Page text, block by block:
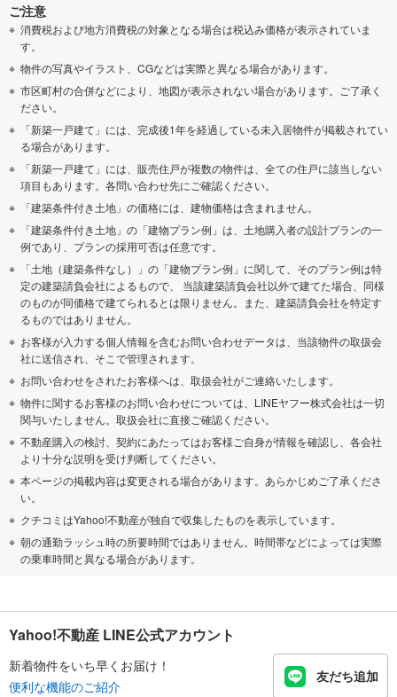
ご注意
消費税および地方消費税の対象となる場合は税込み価格が表示されていま
す。
物件の写真やイラスト、CGなどは実際と異なる場合があります。
市区町村の合併などにより、地図が表示されない場合があります。ご了承く
ださい。
「新築一戸建て」には、完成後1年を経過している未入居物件が掲載されてい
る場合があります。
「新築一戸建て」には、販売住戸が複数の物件は、全ての住戸に該当しない
項目もあります。各問い合わせ先にご確認ください。
「建築条件付き土地」の価格には、建物価格は含まれません。
「建築条件付き土地」の「建物プラン例」は、土地購入者の設計プランの一
例であり、プランの採用可否は任意です。
「土地（建築条件なし）」の「建物プラン例」に関して、そのプラン例は特
定の建築請負会社によるもので、 当該建築請負会社以外で建てた場合、同様
のものが同価格で建てられるとは限りません。また、建築請負会社を特定す
るものではありません。
お客様が入力する個人情報を含むお問い合わせデータは、当該物件の取扱会
社に送信され、そこで管理されます。
お問い合わせをされたお客様へは、取扱会社がご連絡いたします。
物件に関するお客様のお問い合わせについては、LINEヤフー株式会社は一切
関与いたしません。取扱会社に直接ご確認ください。
不動産購入の検討、契約にあたってはお客様ご自身が情報を確認し、各会社
より十分な説明を受け判断してください。
本ページの掲載内容は変更される場合があります。あらかじめご了承くださ
い。
クチコミはYahoo!不動産が独自で収集したものを表示しています。
朝の通勤ラッシュ時の所要時間ではありません。時間帯などによっては実際
の乗車時間と異なる場合があります。
Yahoo!不動産 LINE公式アカウント
新着物件をいち早くお届け！
便利な機能のご紹介
友だち追加